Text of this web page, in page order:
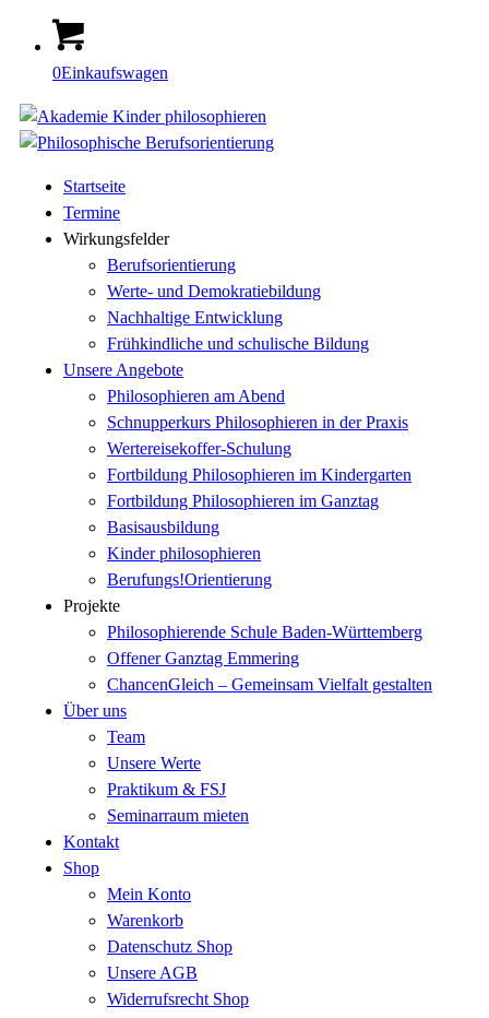
0Einkaufswagen
Startseite
Termine
Wirkungsfelder
Berufsorientierung
Werte- und Demokratiebildung
Nachhaltige Entwicklung
Frühkindliche und schulische Bildung
Unsere Angebote
Philosophieren am Abend
Schnupperkurs Philosophieren in der Praxis
Wertereisekoffer-Schulung
Fortbildung Philosophieren im Kindergarten
Fortbildung Philosophieren im Ganztag
Basisausbildung
Kinder philosophieren
Berufungs!Orientierung
Projekte
Philosophierende Schule Baden-Württemberg
Offener Ganztag Emmering
ChancenGleich – Gemeinsam Vielfalt gestalten
Über uns
Team
Unsere Werte
Praktikum & FSJ
Seminarraum mieten
Kontakt
Shop
Mein Konto
Warenkorb
Datenschutz Shop
Unsere AGB
Widerrufsrecht Shop